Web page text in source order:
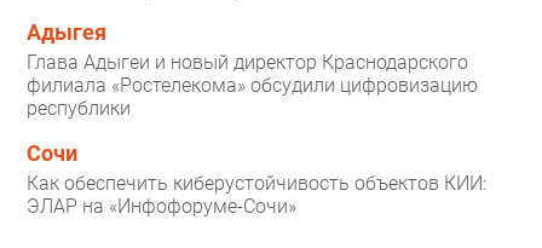
Адыгея
Глава Адыгеи и новый директор Краснодарского
филиала «Ростелекома» обсудили цифровизацию
республики
Сочи
Как обеспечить киберустойчивость объектов КИИ:
ЭЛАР на «Инфофоруме-Сочи»